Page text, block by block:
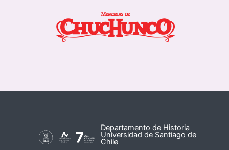
Departamento de Historia
Universidad de Santiago de
Chile